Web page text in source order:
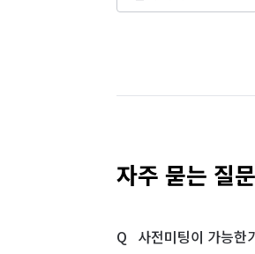
자주 묻는 질문
사전미팅이 가능한